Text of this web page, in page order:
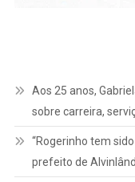
Aos 25 anos,
sobre carreira,